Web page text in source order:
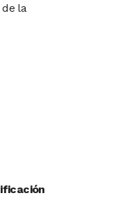
la